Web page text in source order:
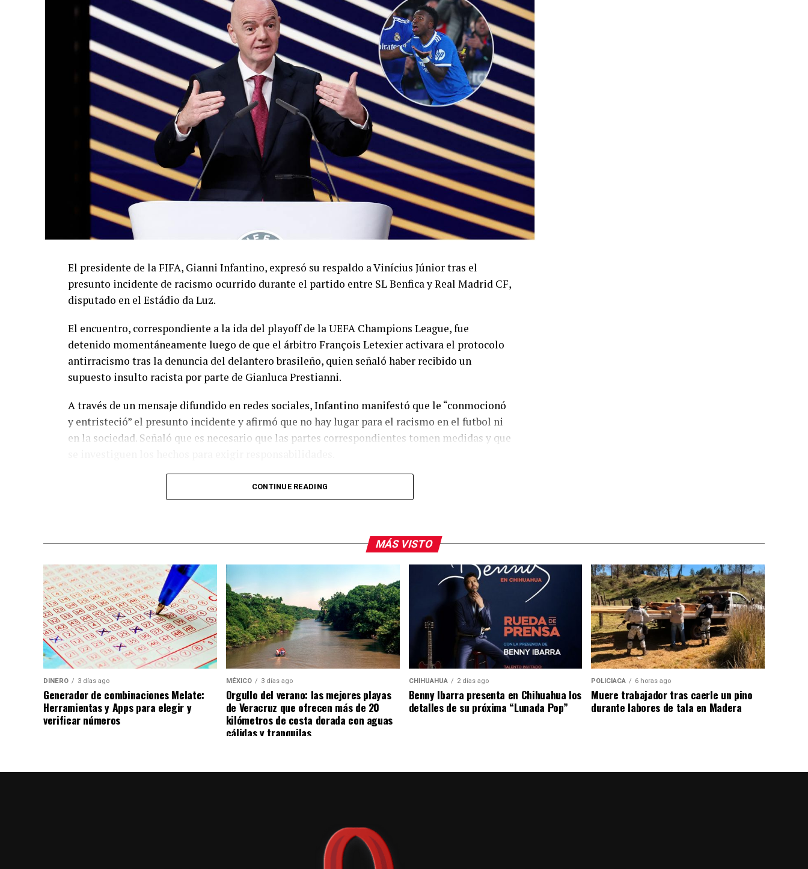
El presidente de la FIFA, Gianni Infantino, expresó su respaldo a Vinícius Júnior tras el
presunto incidente de racismo ocurrido durante el partido entre SL Benfica y Real Madrid CF,
disputado en el Estádio da Luz.
El encuentro, correspondiente a la ida del playoff de la UEFA Champions League, fue
detenido momentáneamente luego de que el árbitro François Letexier activara el protocolo
antirracismo tras la denuncia del delantero brasileño, quien señaló haber recibido un
supuesto insulto racista por parte de Gianluca Prestianni.
A través de un mensaje difundido en redes sociales, Infantino manifestó que le “conmocionó
y entristeció” el presunto incidente y afirmó que no hay lugar para el racismo en el futbol ni
en la sociedad. Señaló que es necesario que las partes correspondientes tomen medidas y que
El dirigente también reconoció la actuación del árbitro Letexier por activar el protocolo
mediante el gesto oficial para detener el partido y abordar la situación en el terreno de juego.
cualquier forma de discriminación.
El episodio se produjo después de que Vinícius marcara al minuto 50 y celebrara frente a la
grada local. Tras ello se generó un intercambio con jugadores del Benfica y el brasileño
acudió al árbitro para denunciar el presunto insulto. La transmisión captó a Prestianni
cubriéndose la boca con la camiseta en ese momento, lo que incrementó la tensión. El juego
se reanudó minutos después.
Por su parte, el Benfica y Prestianni negaron que se hayan producido insultos racistas. El caso
ha generado reacciones en distintos sectores del entorno futbolístico, mientras se espera el
resultado de las investigaciones correspondientes.
CONTINUE READING
MÁS VISTO
DINERO 3 días ago
Generador de combinaciones Melate:
Herramientas y Apps para elegir y
verificar números
MÉXICO 3 días ago
Orgullo del verano: las mejores playas
de Veracruz que ofrecen más de 20
kilómetros de costa dorada con aguas
cálidas y tranquilas
CHIHUAHUA 2 días ago
Benny Ibarra presenta en Chihuahua los
detalles de su próxima “Lunada Pop”
POLICIACA 6 horas ago
Muere trabajador tras caerle un pino
durante labores de tala en Madera